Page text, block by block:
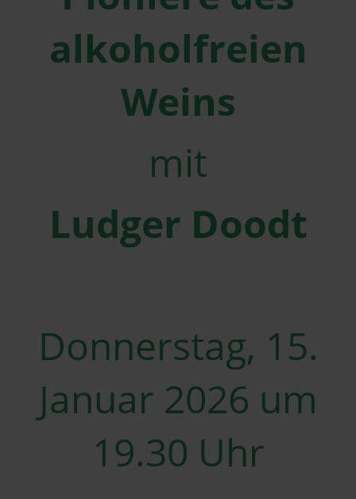
alkoholfreien
Weins
mit
Ludger Doodt
Donnerstag, 15.
Januar 2026 um
19.30 Uhr